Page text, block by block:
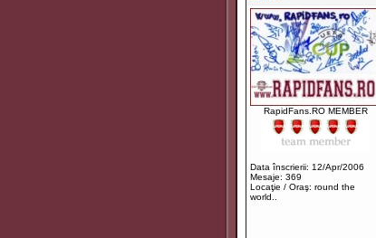
RapidFans.RO MEMBER
Data înscrierii: 12/Apr/2006
Mesaje: 369
Locaţie / Oraş: round the
world..